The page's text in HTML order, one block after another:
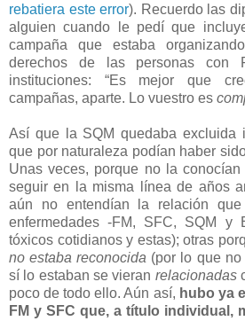
rebatiera este error). Recuerdo las
alguien cuando le pedí que
campaña que estaba
derechos de las personas
instituciones: “Es mejor que
campañas, aparte. Lo vuestro es
Así que la SQM quedaba excluida
que por naturaleza podían haber
Unas veces, porque no la
seguir en la misma línea de años
aún no entendían la relación
enfermedades -FM, SFC, SQM y
tóxicos cotidianos y estas); otras
no estaba reconocida (por lo que
sí lo estaban se vieran relacionadas
poco de todo ello. Aún así, hubo ya
FM y SFC que, a título individual,